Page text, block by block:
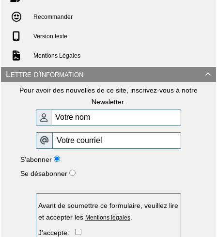
Recommander
Version texte
Mentions Légales

Lettre d'information
Pour avoir des nouvelles de ce site, inscrivez-vous à notre
Newsletter.
S'abonner
Se désabonner
Avant de soumettre ce formulaire, veuillez lire
et accepter les Mentions légales
J'accepte: